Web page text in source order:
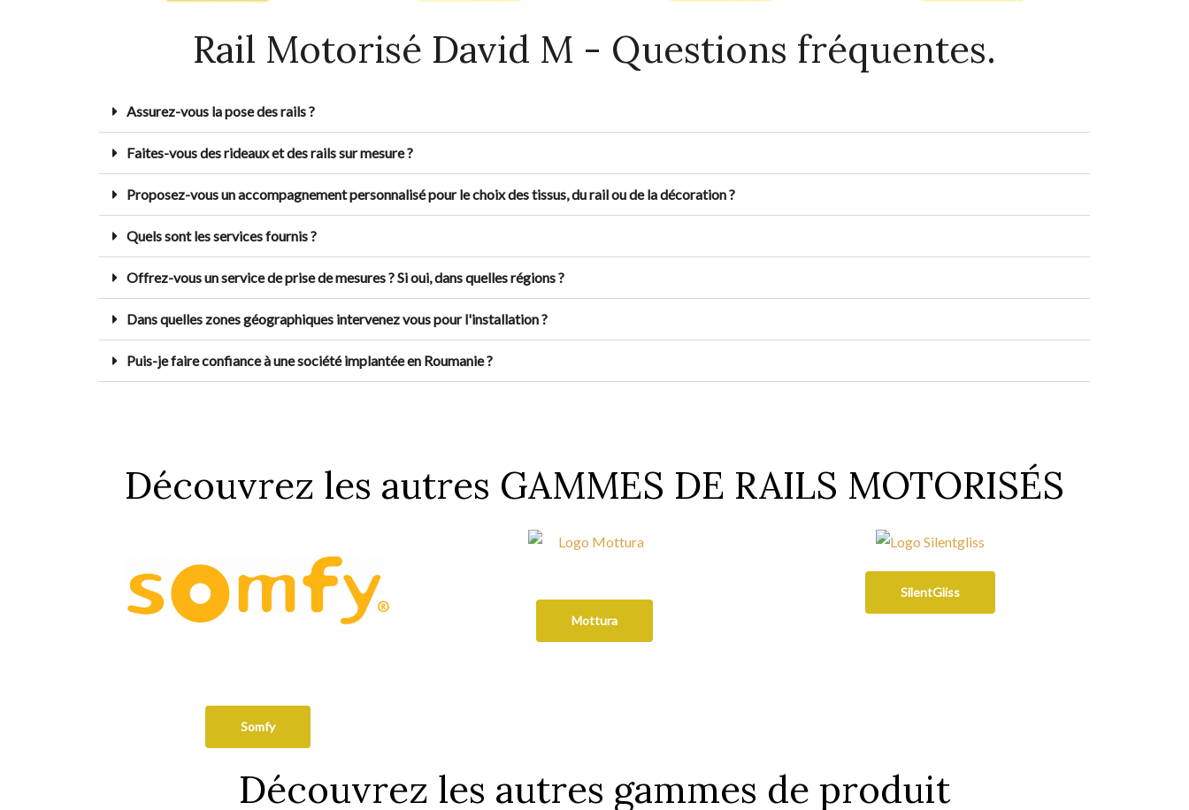
Rail Motorisé David M - Questions fréquentes.
Assurez-vous la pose des rails ?
Faites-vous des rideaux et des rails sur mesure ?
Proposez-vous un accompagnement personnalisé pour le choix des tissus, du rail ou de la décoration ?
Quels sont les services fournis ?
Offrez-vous un service de prise de mesures ? Si oui, dans quelles régions ?
Dans quelles zones géographiques intervenez vous pour l'installation ?
Puis-je faire confiance à une société implantée en Roumanie ?
Découvrez les autres GAMMES DE RAILS MOTORISÉS
Somfy
Mottura
SilentGliss
Découvrez les autres gammes de produit